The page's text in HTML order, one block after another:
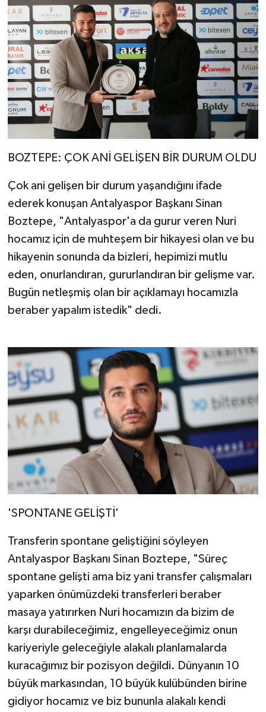
BOZTEPE: ÇOK ANİ GELİŞEN BİR DURUM OLDU
Çok ani gelişen bir durum yaşandığını ifade
ederek konuşan Antalyaspor Başkanı Sinan
Boztepe, "Antalyaspor'a da gurur veren Nuri
hocamız için de muhteşem bir hikayesi olan ve bu
hikayenin sonunda da bizleri, hepimizi mutlu
eden, onurlandıran, gururlandıran bir gelişme var.
Bugün netleşmiş olan bir açıklamayı hocamızla
beraber yapalım istedik" dedi.
'SPONTANE GELİŞTİ'
Transferin spontane geliştiğini söyleyen
Antalyaspor Başkanı Sinan Boztepe, "Süreç
spontane gelişti ama biz yani transfer çalışmaları
yaparken önümüzdeki transferleri beraber
masaya yatırırken Nuri hocamızın da bizim de
karşı durabileceğimiz, engelleyeceğimiz onun
kariyeriyle geleceğiyle alakalı planlamalarda
kuracağımız bir pozisyon değildi. Dünyanın 10
büyük markasından, 10 büyük kulübünden birine
gidiyor hocamız ve biz bununla alakalı kendi